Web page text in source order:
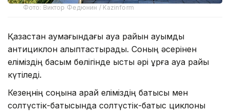
Фото: Виктор Федюнин / Kazinform
Қазақстан аумағындағы ауа райын ауқымды
антициклон қалыптастырады. Соның әсерінен
еліміздің басым бөлігінде ыстық әрі құрғақ ауа райы
күтіледі.
Кезеңнің соңына қарай еліміздің батысы мен
солтүстік-батысында солтүстік-батыс циклоны